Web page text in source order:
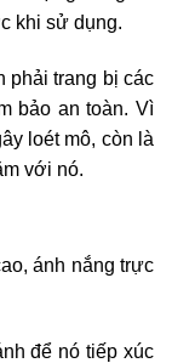
khi sử dụng.
phải trang bị các
bảo an toàn. Vì
loét mô, còn là
với nó.
ánh nắng trực
để nó tiếp xúc